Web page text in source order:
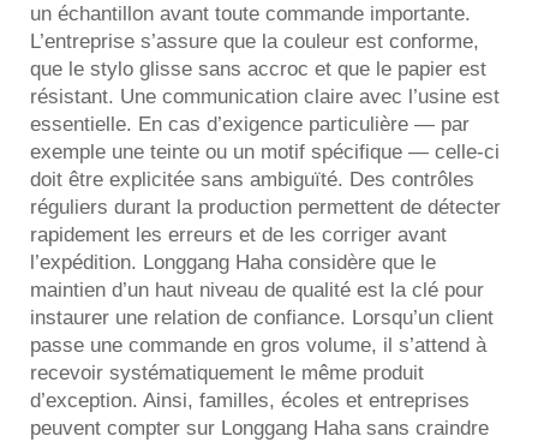
un échantillon avant toute commande importante.
L’entreprise s’assure que la couleur est conforme,
que le stylo glisse sans accroc et que le papier est
résistant. Une communication claire avec l’usine est
essentielle. En cas d’exigence particulière — par
exemple une teinte ou un motif spécifique — celle-ci
doit être explicitée sans ambiguïté. Des contrôles
réguliers durant la production permettent de détecter
rapidement les erreurs et de les corriger avant
l’expédition. Longgang Haha considère que le
maintien d’un haut niveau de qualité est la clé pour
instaurer une relation de confiance. Lorsqu’un client
passe une commande en gros volume, il s’attend à
recevoir systématiquement le même produit
d’exception. Ainsi, familles, écoles et entreprises
peuvent compter sur Longgang Haha sans craindre